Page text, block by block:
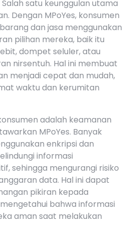
satu keunggulan utama
Dengan MPoYes, konsumen
dan jasa menggunakan
pilihan mereka, baik itu
dompet seluler, atau
nirsentuh. Hal ini membuat
menjadi cepat dan mudah,
waktu dan kerumitan
adalah keamanan
MPoYes. Banyak
enkripsi dan
informasi
sehingga mengurangi risiko
data. Hal ini dapat
pikiran kepada
bahwa informasi
aman saat melakukan